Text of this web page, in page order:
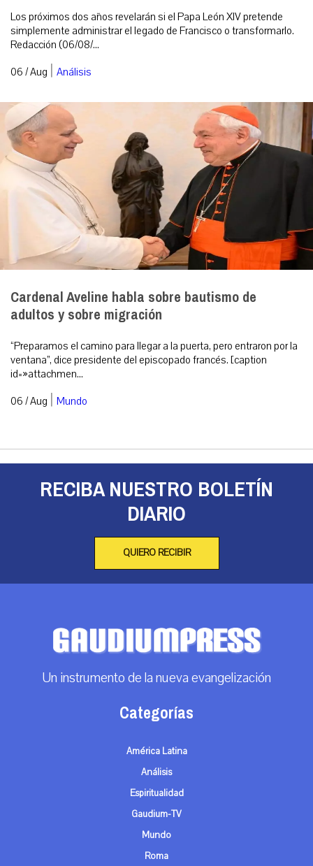
Los próximos dos años revelarán si el Papa León XIV pretende
simplemente administrar el legado de Francisco o transformarlo.
Redacción (06/08/...
06 / Aug | Análisis
Cardenal Aveline habla sobre bautismo de
adultos y sobre migración
“Preparamos el camino para llegar a la puerta, pero entraron por la
ventana”, dice presidente del episcopado francés. [caption
id=»attachmen...
06 / Aug | Mundo
RECIBA NUESTRO BOLETÍN
DIARIO
QUIERO RECIBIR
Un instrumento de la nueva evangelización
Categorías
América Latina
Análisis
Espiritualidad
Gaudium-TV
Mundo
Roma